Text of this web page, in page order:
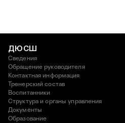
ДЮСШ
Сведения
Обращение руководителя
Контактная информация
Тренерский состав
Воспитанники
Структура и органы управления
Документы
Образование